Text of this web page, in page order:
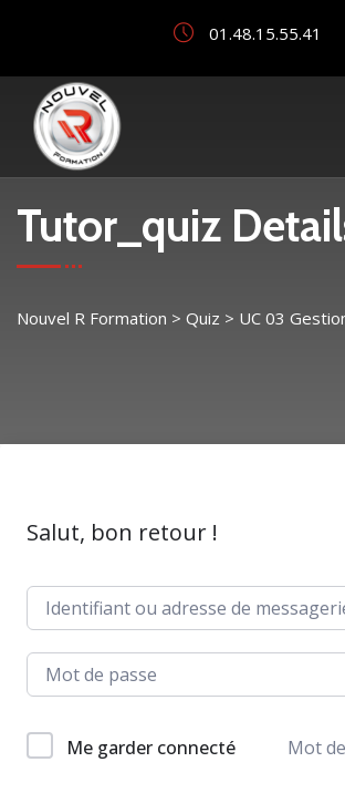
01.48.15.55.41
Tutor_quiz
Nouvel R Formation > Quiz > UC 03
Salut, bon retour !
Me garder connecté Mot